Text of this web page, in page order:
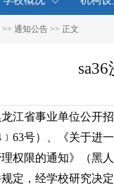
>> 通知公告 >> 正文
江省事业单位公开
﹞ 63号）、《关于进
权限的通知》（黑
定，经学校研究决